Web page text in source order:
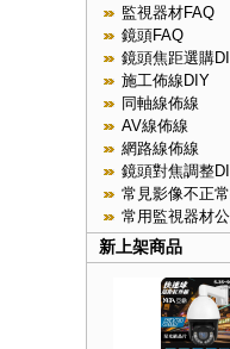
監視器材FAQ
鏡頭FAQ
鏡頭焦距選購
施工佈線DIY
同軸線佈線
AV線佈線
網路線佈線
鏡頭對焦調整
常見影像不正
常用監視器材
新上架商品